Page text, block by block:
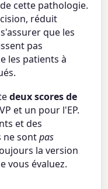
cette pathologie.
réduit
que les
pas
les patients à
deux scores de
et un pour l'EP.
et des
ne sontpas
la version
vous évaluez.